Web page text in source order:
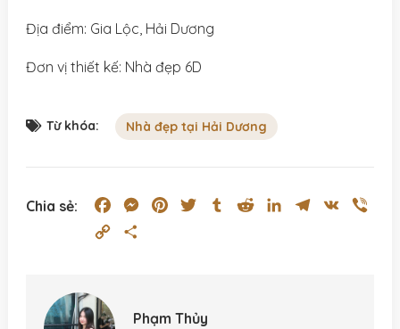
Địa điểm: Gia Lộc, Hải Dương
Đơn vị thiết kế: Nhà đẹp 6D
Từ khóa: Nhà đẹp tại Hải Dương
Chia sẻ: FacebookMessenger
PinterestTwitterTumblrRedditLinkedInTelegram
VK
Copy
Phạm Thủy